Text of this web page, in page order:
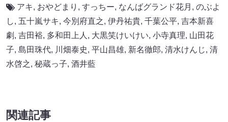
アキ, おやどまり , すっちー, なんばグランド花月 , のぶよ
し, 五十嵐サキ, 今別府直之, 伊丹祐貴, 千葉公平, 吉本新喜
劇 , 吉田裕, 多和田上人 , 大黒笑けいけい, 小寺真理, 山田花
子, 島田珠代, 川畑泰史, 平山昌雄, 新名徹郎, 清水けんじ, 清
水啓之, 秘蔵っ子, 酒井藍
関連記事